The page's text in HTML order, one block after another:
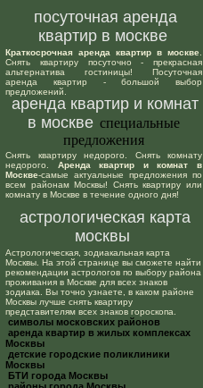
посуточная аренда
квартир в москве
Краткосрочная аренда квартир в москве
Снять квартиру посуточно - прекрасная
альтернатива гостиницы! Посуточная
аренда квартир - большой выбор
предложений.
аренда квартир и комнат
в москве специальные
предложения
Снять квартиру недорого. Снять комнату
недорого. Аренда квартир и комнат в
Москве-самые актуальные предложения по
всем районам Москвы! Снять квартиру или
комнату в Москве в течение одного дня!
астрологическая карта
москвы
Астрологическая, зодиакальная карта
Москвы. На этой странице вы сможете найти
рекомендации астрологов по выбору района
проживания в Москве для всех знаков
зодиака. Вы точно узнаете, в каком районе
Москвы лучше снять квартиру
представителям всех знаков гороскопа.
cимволы московских районов
аренда квартир в жилых комплексах
Москвы
детские городские поликлиники
Москвы
БТИ города Москвы